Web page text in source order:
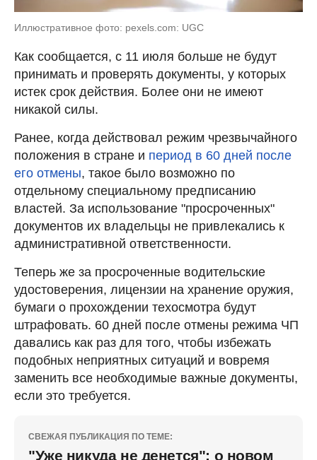
Иллюстративное фото: pexels.com: UGC
Как сообщается, с 11 июля больше не будут
принимать и проверять документы, у которых
истек срок действия. Более они не имеют
никакой силы.
Ранее, когда действовал режим чрезвычайного
положения в стране и период в 60 дней после
его отмены, такое было возможно по
отдельному специальному предписанию
властей. За использование "просроченных"
документов их владельцы не привлекались к
административной ответственности.
Теперь же за просроченные водительские
удостоверения, лицензии на хранение оружия,
бумаги о прохождении техосмотра будут
штрафовать. 60 дней после отмены режима ЧП
давались как раз для того, чтобы избежать
подобных неприятных ситуаций и вовремя
заменить все необходимые важные документы,
если это требуется.
СВЕЖАЯ ПУБЛИКАЦИЯ ПО ТЕМЕ:
"Уже никуда не денется": о новом